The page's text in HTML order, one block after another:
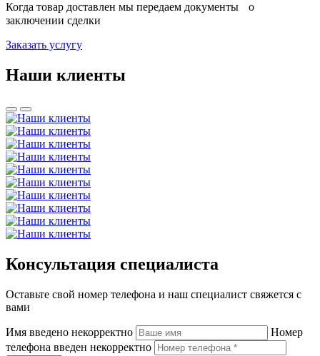
Когда товар доставлен мы передаем документы о
заключении сделки
Заказать услугу
Наши клиенты
Консультация специалиста
Оставьте свой номер телефона и наш специалист свяжется с
вами
Имя введено некорректно
Номер
телефона введен некорректно